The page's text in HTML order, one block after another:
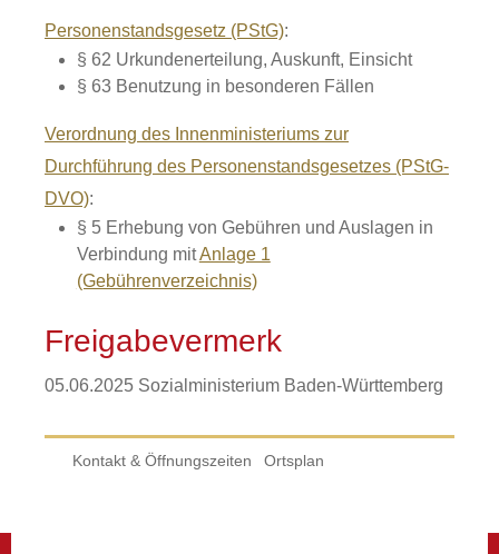
Personenstandsgesetz (PStG):
§ 62 Urkundenerteilung, Auskunft, Einsicht
§ 63 Benutzung in besonderen Fällen
Verordnung des Innenministeriums zur
Durchführung des Personenstandsgesetzes (PStG-
DVO):
§ 5 Erhebung von Gebühren und Auslagen in
Verbindung mitAnlage 1
(Gebührenverzeichnis)
Freigabevermerk
05.06.2025 Sozialministerium Baden-Württemberg
Kontakt & Öffnungszeiten Ortsplan